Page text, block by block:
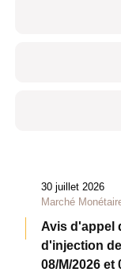
30 juillet 2026
Marché
Avis d'appel
d'injection
08/M/2026 et